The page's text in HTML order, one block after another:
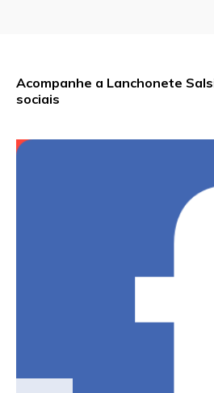
Acompanhe a Lanchonete
sociais